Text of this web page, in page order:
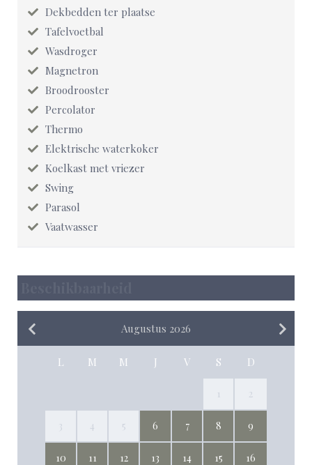
Dekbedden ter plaatse
Tafelvoetbal
Wasdroger
Magnetron
Broodrooster
Percolator
Thermo
Elektrische waterkoker
Koelkast met vriezer
Swing
Parasol
Vaatwasser
Augustus 2026
L M M J V S D
1 2
3 4 5 6 7 8 9
10 11 12 13 14 15 16